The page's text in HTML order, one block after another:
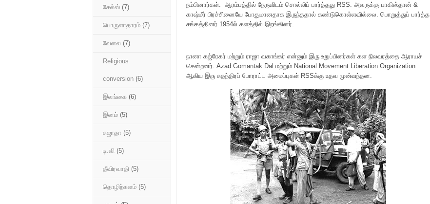
நம்பினார்கள். ஆரம்பத்தில் நேருவிடம் சொல்லிப் பார்த்தது RSS. அவருக்கு பாகிஸ்தான் &
காஷ்மீர் பிரச்சினையே போதுமானதாக இருந்ததால் கண்டுகொள்ளவில்லை. பொறுத்துப் பார்த்த
சங்கத்தினர் 1954ல் களத்தில் இறங்கினர்.
நானா கஜ்ரேகர் மற்றும் ராஜா வகாங்கர் என்னும் இரு உறுப்பினர்கள் கள நிலவரத்தை ஆராயச்
சென்றனர். Azad Gomantak Dal மற்றும் National Movement Liberation Organization
ஆகிய இரு சுதந்திரப் போராட்ட அமைப்புகள் RSSக்கு உதவ முன்வந்தன.
சேல்ஸ் (7)
பொருளாதாரம் (7)
வேலை (7)
Religious
conversion (6)
இலங்கை (6)
இனம் (5)
சுஜாதா (5)
டி.வி (5)
தீவிரவாதி (5)
தொழிற்களம் (5)